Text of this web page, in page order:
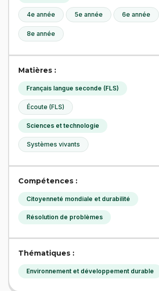
4e année 5e année 6e année
8e année
Matières :
Français langue seconde (FLS)
Écoute (FLS)
Sciences et technologie
Systèmes vivants
Compétences :
Citoyenneté mondiale et durabilité
Résolution de problèmes
Thématiques :
Environnement et développement durable